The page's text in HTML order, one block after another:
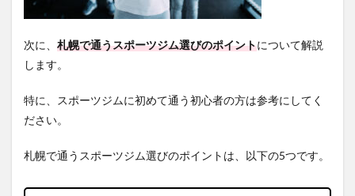
ツジ
ムお
め人
気ラ
ンキ
10
3.1 札幌ジ
次に、 札幌で通うスポーツジム選びのポイントについて解説
します。
特に、スポーツジムに初めて通う初心者の方は参考にしてく
ださい。
札幌で通うスポーツジム選びのポイントは、以下の5つです。